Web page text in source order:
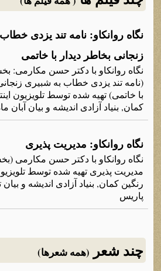
نگاه روانکاو: نامه تند یزدی
زنجانی بخاطر دیدار با خاتمی
نگاه روانکاو با دکتر حسن مکارمی:
(نامه تند یزدی خطاب به شبیری
با خاتمی) تهیه شده توسط تلویزیون
کمان, بنیاد آزادی اندیشه و بیان آبان ماه ۱۳۹۷
نگاه روانکاو: مدیریت پذیری
نگاه روانکاو با دکتر حسن مکارمی
مدیریت پذیری تهیه شده توسط
پاریس
چند شعر (همه شعرها)